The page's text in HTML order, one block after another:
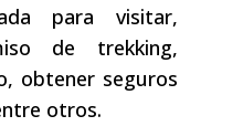
para visitar,
de trekking,
obtener seguros
otros.